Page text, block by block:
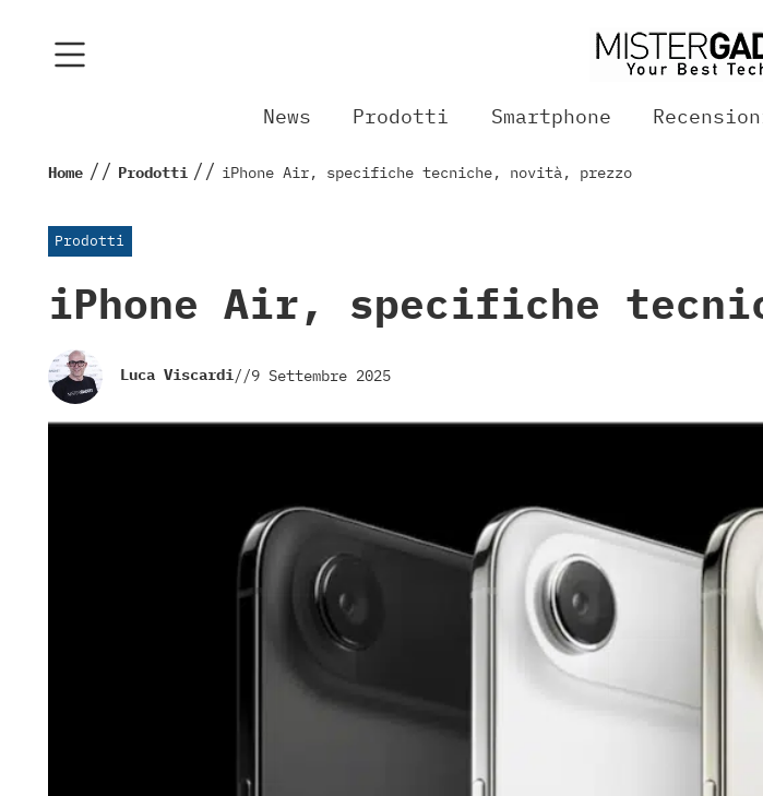
News Prodotti Smartphone
Home // Prodotti // iPhone Air, specifiche tecniche, novità, prezzo
Prodotti
iPhone Air, specifiche
Luca Viscardi//9 Settembre 2025